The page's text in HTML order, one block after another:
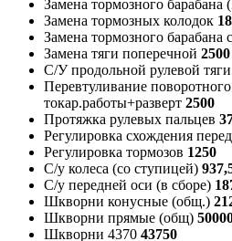
Замена тормозного барабана
Замена тормозных колодок
Замена тормозного барабана
Замена тяги поперечной 2500
С/У продольной рулевой тяги
Перевтуливание
токар.работы+разверт 2500
Протяжка рулевых пальцев
Регулировка схождения
Регулировка тормозов 1250
С/у колеса (со ступицей)
С/у передней оси (в сборе)
Шкворни конусные (общ.)
Шкворни прямые (общ)
Шкворни 4370 43750